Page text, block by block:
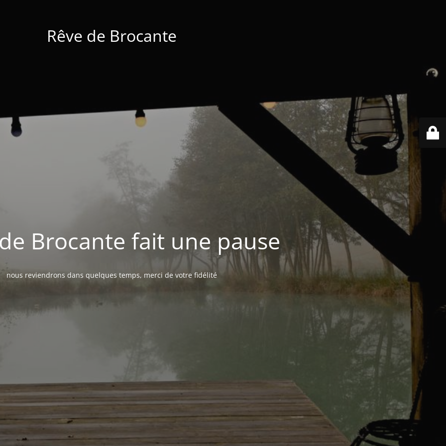
Rêve de Brocante
Brocante fait une pause
nous reviendrons dans quelques temps, merci de votre fidélité